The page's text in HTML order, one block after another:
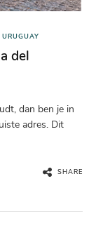
URUGUAY
del
dan ben je in
adres. Dit
SHARE